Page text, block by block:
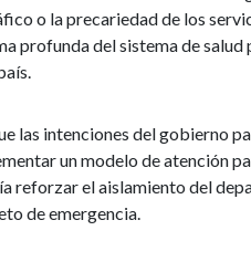
o la precariedad de los
profunda del sistema de
las intenciones del gobierno
un modelo de atención
reforzar el aislamiento del
de emergencia.